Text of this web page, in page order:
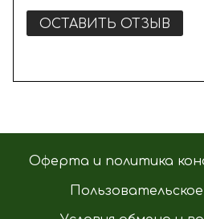
ОСТАВИТЬ ОТЗЫВ
Оферта и политика